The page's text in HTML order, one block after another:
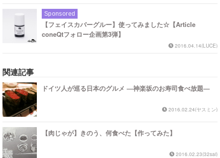
Sponsored
【フェイスカバーグルー】使ってみました☆【Article
coneQtフォロー企画第3弾】
2016.04.14(LUCE)
関連記事
ドイツ人が巡る日本のグルメ ―神楽坂のお寿司食べ放題―
2016.02.24(ヤスミン)
【肉じゃが】きのう、何食べた【作ってみた】
2016.02.23(32sai)